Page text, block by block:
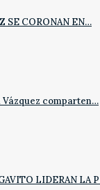
SE CORONAN EN…
Vázquez comparten…
LIDERAN LA